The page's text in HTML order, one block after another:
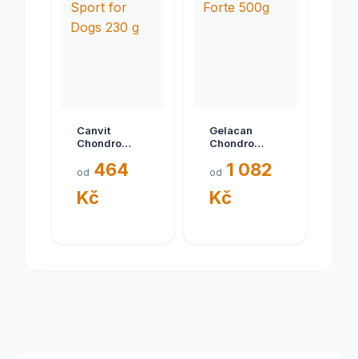
Canvit
Chondro
Dogs 230 g
od 464
Kč
Gelacan
Chondro
od 1 082
Kč